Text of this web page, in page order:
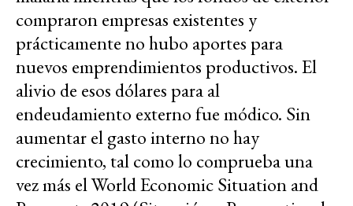
compraron empresas existentes y
prácticamente no hubo aportes para
nuevos emprendimientos productivos. El
alivio de esos dólares para al
endeudamiento externo fue módico. Sin
aumentar el gasto interno no hay
crecimiento, tal como lo comprueba una
vez más el World Economic Situation and